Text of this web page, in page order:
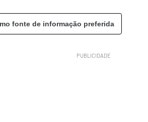
fonte de informação preferida